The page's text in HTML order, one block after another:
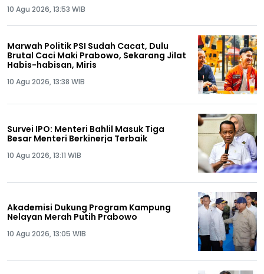
10 Agu 2026, 13:53 WIB
Marwah Politik PSI Sudah Cacat, Dulu
Brutal Caci Maki Prabowo, Sekarang Jilat
Habis-habisan, Miris
10 Agu 2026, 13:38 WIB
Survei IPO: Menteri Bahlil Masuk Tiga
Besar Menteri Berkinerja Terbaik
10 Agu 2026, 13:11 WIB
Akademisi Dukung Program Kampung
Nelayan Merah Putih Prabowo
10 Agu 2026, 13:05 WIB